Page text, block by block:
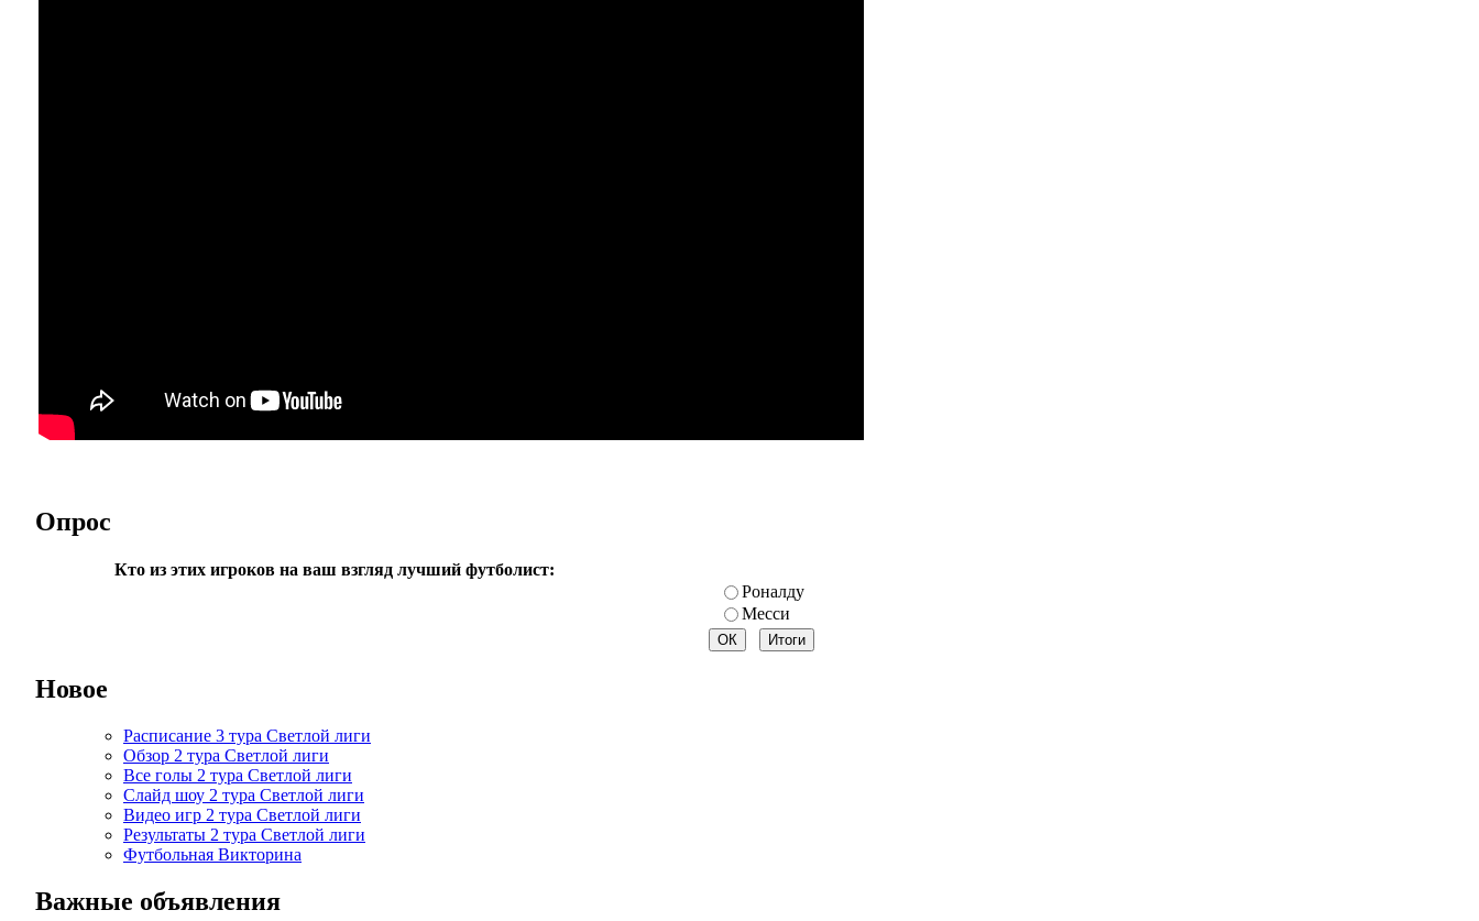
Опрос
Кто из этих игроков на ваш взгляд лучший футболист:
Роналду
Месси
Новое
Расписание 3 тура Светлой лиги
Обзор 2 тура Светлой лиги
Все голы 2 тура Светлой лиги
Слайд шоу 2 тура Светлой лиги
Видео игр 2 тура Светлой лиги
Результаты 2 тура Светлой лиги
Футбольная Викторина
Важные объявления